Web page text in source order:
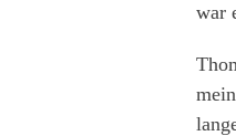
war